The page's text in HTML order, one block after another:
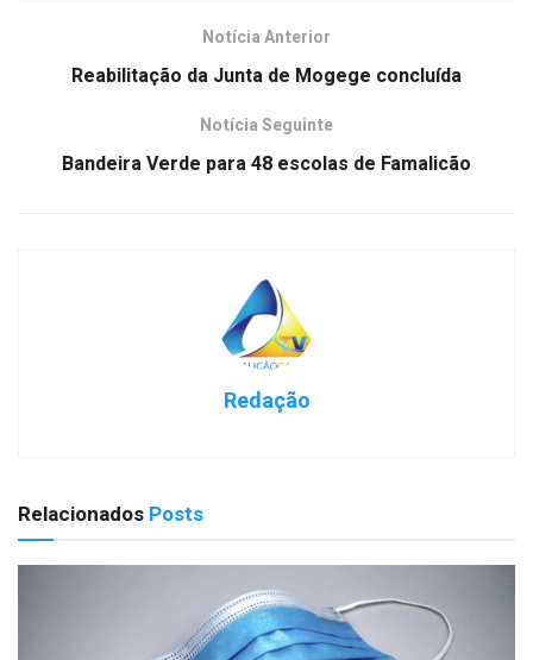
Notícia Anterior
Reabilitação da Junta de Mogege concluída
Notícia Seguinte
Bandeira Verde para 48 escolas de Famalicão
Redação
Relacionados Posts